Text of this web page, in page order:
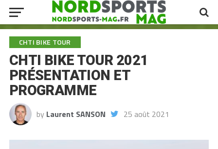
CHTI BIKE TOUR
CHTI BIKE TOUR 2021
PRÉSENTATION ET
PROGRAMME
by Laurent SANSON 25 août 2021